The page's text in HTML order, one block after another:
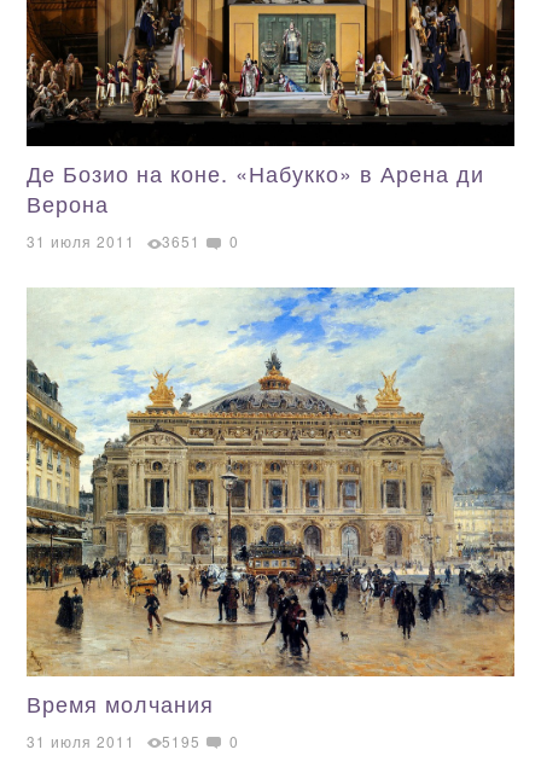
Де Бозио на коне. «Набукко» в Арена ди
Верона
31 июля 2011 3651 0
Время молчания
31 июля 2011 5195 0